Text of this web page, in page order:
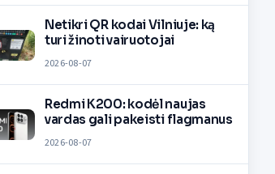
Netikri QR kodai Vilniuje: ką
turi žinoti vairuotojai
2026-08-07
Redmi K200: kodėl naujas
vardas gali pakeisti flagmanus
2026-08-07